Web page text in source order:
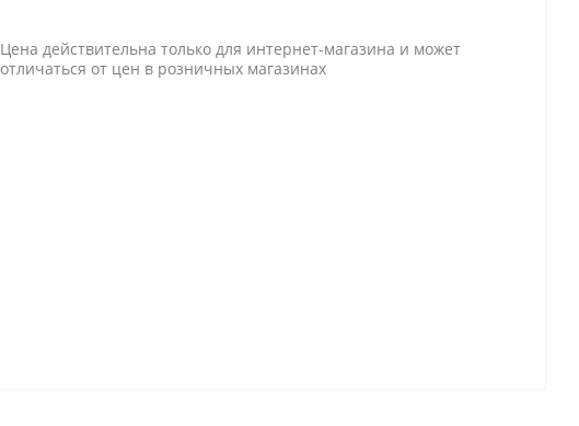
Цена действительна только для интернет-магазина и может
отличаться от цен в розничных магазинах